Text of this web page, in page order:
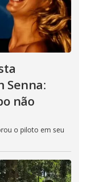
Senna:
não
o piloto em seu